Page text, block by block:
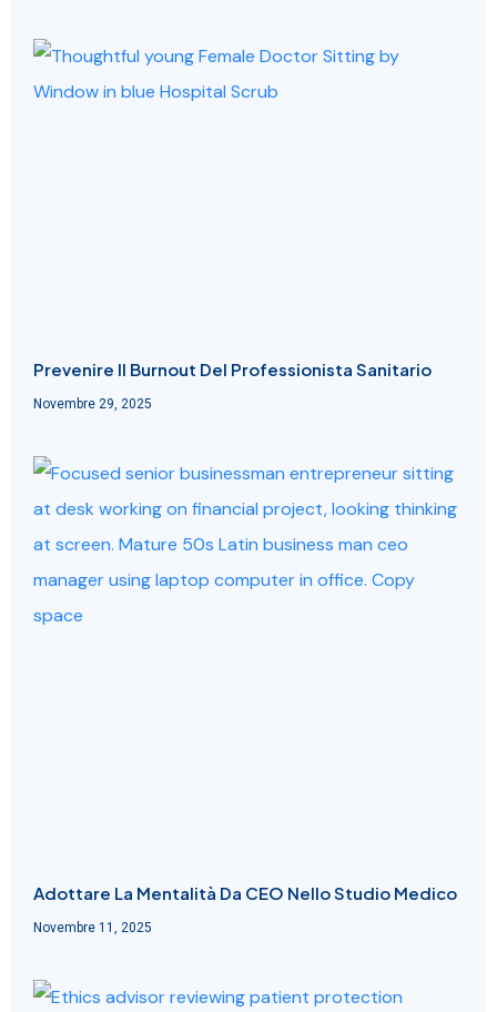
Prevenire Il Burnout Del Professionista Sanitario
Novembre 29, 2025
Adottare La Mentalità Da CEO Nello Studio Medico
Novembre 11, 2025